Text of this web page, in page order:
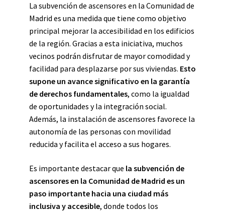
La subvención de ascensores en la Comunidad de
Madrid es una medida que tiene como objetivo
principal mejorar la accesibilidad en los edificios
de la región. Gracias a esta iniciativa, muchos
vecinos podrán disfrutar de mayor comodidad y
facilidad para desplazarse por sus viviendas. Esto
supone un avance significativo en la garantía
de derechos fundamentales, como la igualdad
de oportunidades y la integración social.
Además, la instalación de ascensores favorece la
autonomía de las personas con movilidad
reducida y facilita el acceso a sus hogares.
Es importante destacar que la subvención de
ascensores en la Comunidad de Madrid es un
paso importante hacia una ciudad más
inclusiva y accesible, donde todos los